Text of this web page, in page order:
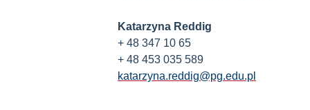
Katarzyna Reddig
+ 48 347 10 65
+ 48 453 035 589
katarzyna.reddig@pg.edu.pl